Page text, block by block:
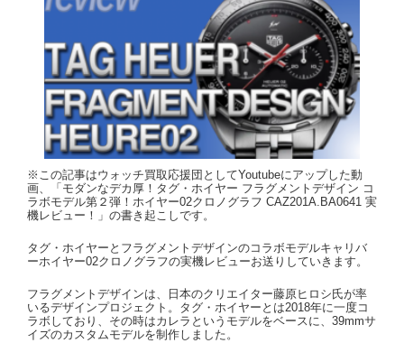
※この記事はウォッチ買取応援団としてYoutubeにアップした動
画、「モダンなデカ厚！タグ・ホイヤー フラグメントデザイン コ
ラボモデル第２弾！ホイヤー02クロノグラフ CAZ201A.BA0641 実
機レビュー！」の書き起こしです。
タグ・ホイヤーとフラグメントデザインのコラボモデルキャリバ
ーホイヤー02クロノグラフの実機レビューお送りしていきます。
フラグメントデザインは、日本のクリエイター藤原ヒロシ氏が率
いるデザインプロジェクト。タグ・ホイヤーとは2018年に一度コ
ラボしており、その時はカレラというモデルをベースに、39mmサ
イズのカスタムモデルを制作しました。